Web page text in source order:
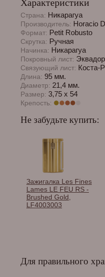
Характеристики
Страна: Никарагуа
Производитель: Horacio
Формат: Petit Robusto
Скрутка: Ручная
Начинка: Никарагуа
Покровный лист:
Связующий лист: Коста-
Длина: 95 мм.
Диаметр: 21,4 мм.
Размер: 3,75 x 54
Крепость:
Не забудьте купить:
Зажигалка Les Fines
Lames LE FEU RS -
Brushed Gold,
LF4003003
Для правильного